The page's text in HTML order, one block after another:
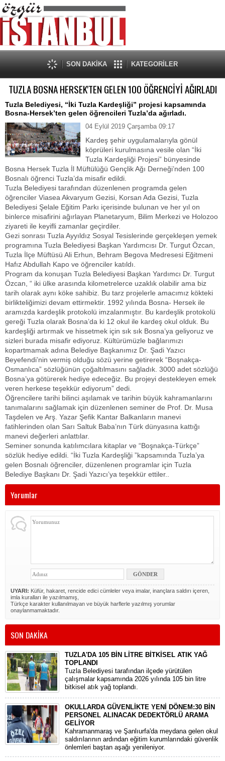
SON DAKİKA KATEGORİLER
TUZLA BOSNA HERSEK'TEN GELEN 100 ÖĞRENCİYİ AĞIRLADI
Tuzla Belediyesi, “İki Tuzla Kardeşliği” projesi kapsamında
Bosna-Hersek’ten gelen öğrencileri Tuzla’da ağırladı.
04 Eylül 2019 Çarşamba 09:17
Kardeş şehir uygulamalarıyla gönül
köprüleri kurulmasına vesile olan “İki
Tuzla Kardeşliği Projesi” bünyesinde
Bosna Hersek Tuzla İl Müftülüğü Gençlik Ağı Derneği’nden 100
Bosnalı öğrenci Tuzla’da misafir edildi.
Tuzla Belediyesi tarafından düzenlenen programda gelen
öğrenciler Viasea Akvaryum Gezisi, Korsan Ada Gezisi, Tuzla
Belediyesi Şelale Eğitim Parkı içerisinde bulunan ve her yıl on
binlerce misafirini ağırlayan Planetaryum, Bilim Merkezi ve Holozoo
ziyareti ile keyifli zamanlar geçirdiler.
Gezi sonrası Tuzla Ayyıldız Sosyal Tesislerinde gerçekleşen yemek
programına Tuzla Belediyesi Başkan Yardımcısı Dr. Turgut Özcan,
Tuzla İlçe Müftüsü Ali Erhun, Behram Begova Medresesi Eğitmeni
Hafız Abdullah Kapo ve öğrenciler katıldı.
Program da konuşan Tuzla Belediyesi Başkan Yardımcı Dr. Turgut
Özcan, “ iki ülke arasında kilometrelerce uzaklık olabilir ama biz
tarih olarak aynı köke sahibiz. Bu tarz projelerle amacımız kökteki
birlikteliğimizi devam ettirmektir. 1992 yılında Bosna- Hersek ile
aramızda kardeşlik protokolü imzalanmıştır. Bu kardeşlik protokolü
gereği Tuzla olarak Bosna’da ki 12 okul ile kardeş okul olduk. Bu
kardeşliği artırmak ve hissetmek için sık sık Bosna’ya geliyoruz ve
sizleri burada misafir ediyoruz. Kültürümüzle bağlarımızı
kopartmamak adına Belediye Başkanımız Dr. Şadi Yazıcı
Beyefendi’nin vermiş olduğu sözü yerine getirerek “Boşnakça-
Osmanlıca” sözlüğünün çoğaltılmasını sağladık. 3000 adet sözlüğü
Bosna’ya götürerek hediye edeceğiz. Bu projeyi destekleyen emek
veren herkese teşekkür ediyorum” dedi.
Öğrencilere tarihi bilinci aşılamak ve tarihin büyük kahramanlarını
tanımalarını sağlamak için düzenlenen seminer de Prof. Dr. Musa
Taşdelen ve Arş. Yazar Şefik Kantar Balkanların manevi
fatihlerinden olan Sarı Saltuk Baba’nın Türk dünyasına kattığı
manevi değerleri anlattılar.
Seminer sonunda katılımcılara kitaplar ve “Boşnakça-Türkçe”
sözlük hediye edildi. “İki Tuzla Kardeşliği ”kapsamında Tuzla’ya
gelen Bosnalı öğrenciler, düzenlenen programlar için Tuzla
Belediye Başkanı Dr. Şadi Yazıcı’ya teşekkür ettiler..
Yorumlar
UYARI: Küfür, hakaret, rencide edici cümleler veya imalar, inançlara saldırı içeren,
imla kuralları ile yazılmamış,
Türkçe karakter kullanılmayan ve büyük harflerle yazılmış yorumlar
onaylanmamaktadır.
SON DAKİKA
TUZLA'DA 105 BİN LİTRE BİTKİSEL ATIK YAĞ
TOPLANDI
Tuzla Belediyesi tarafından ilçede yürütülen
çalışmalar kapsamında 2026 yılında 105 bin litre
bitkisel atık yağ toplandı.
OKULLARDA GÜVENLİKTE YENİ DÖNEM:30 BİN
PERSONEL ALINACAK DEDEKTÖRLÜ ARAMA
GELİYOR
​Kahramanmaraş ve Şanlıurfa'da meydana gelen okul
saldırılarının ardından eğitim kurumlarındaki güvenlik
önlemleri baştan aşağı yenileniyor.